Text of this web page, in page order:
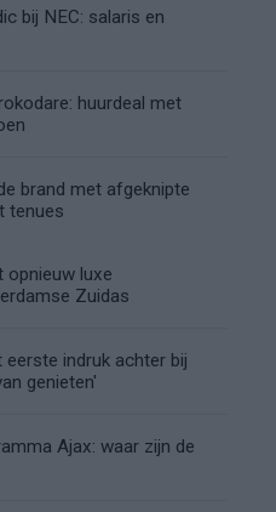
bij NEC: salaris en
huurdeal met
brand met afgeknipte
tenues
opnieuw luxe
Zuidas
indruk achter bij
genieten'
Ajax: waar zijn de